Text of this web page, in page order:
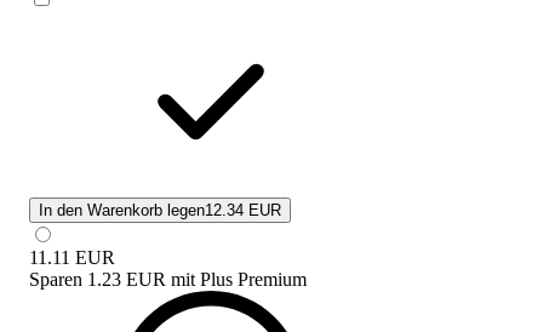
In den Warenkorb legen12.34 EUR
11.11 EUR
Sparen 1.23 EUR mit Plus Premium